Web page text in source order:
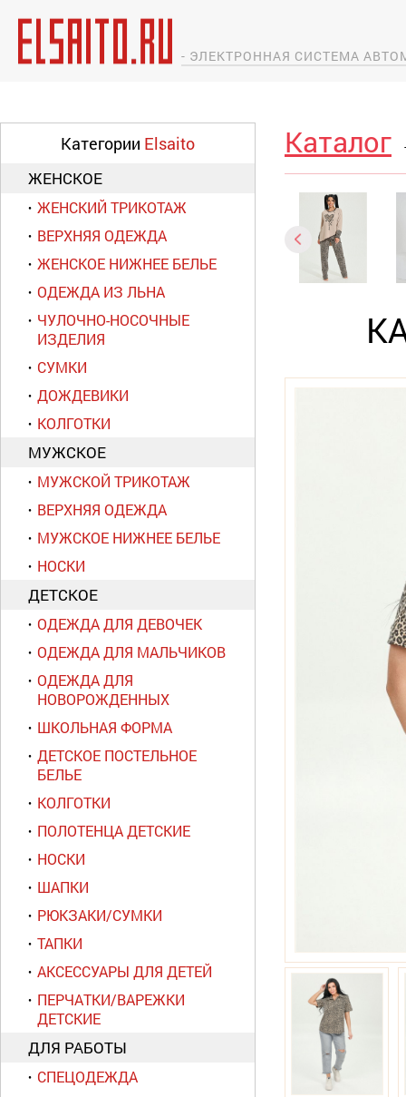
- ЭЛЕКТРОННАЯ СИСТЕМА
Категории Elsaito
ЖЕНСКОЕ
ЖЕНСКИЙ ТРИКОТАЖ
ВЕРХНЯЯ ОДЕЖДА
ЖЕНСКОЕ НИЖНЕЕ БЕЛЬЕ
ОДЕЖДА ИЗ ЛЬНА
ЧУЛОЧНО-НОСОЧНЫЕ
ИЗДЕЛИЯ
СУМКИ
ДОЖДЕВИКИ
КОЛГОТКИ
МУЖСКОЕ
МУЖСКОЙ ТРИКОТАЖ
ВЕРХНЯЯ ОДЕЖДА
МУЖСКОЕ НИЖНЕЕ БЕЛЬЕ
НОСКИ
ДЕТСКОЕ
ОДЕЖДА ДЛЯ ДЕВОЧЕК
ОДЕЖДА ДЛЯ МАЛЬЧИКОВ
ОДЕЖДА ДЛЯ
НОВОРОЖДЕННЫХ
ШКОЛЬНАЯ ФОРМА
ДЕТСКОЕ ПОСТЕЛЬНОЕ
БЕЛЬЕ
КОЛГОТКИ
ПОЛОТЕНЦА ДЕТСКИЕ
НОСКИ
ШАПКИ
РЮКЗАКИ/СУМКИ
ТАПКИ
АКСЕССУАРЫ ДЛЯ ДЕТЕЙ
ПЕРЧАТКИ/ВАРЕЖКИ
ДЕТСКИЕ
ДЛЯ РАБОТЫ
СПЕЦОДЕЖДА
Каталог